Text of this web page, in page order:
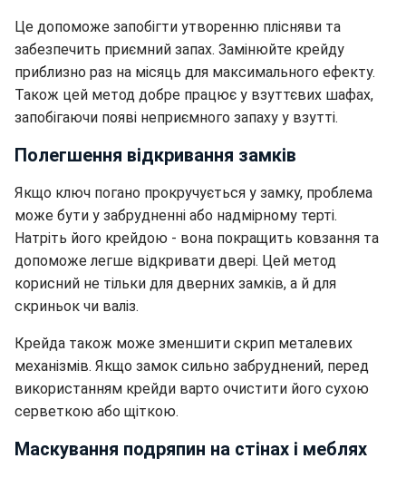
Це допоможе запобігти утворенню плісняви та
забезпечить приємний запах. Замінюйте крейду
приблизно раз на місяць для максимального ефекту.
Також цей метод добре працює у взуттєвих шафах,
запобігаючи появі неприємного запаху у взутті.
Полегшення відкривання замків
Якщо ключ погано прокручується у замку, проблема
може бути у забрудненні або надмірному терті.
Натріть його крейдою - вона покращить ковзання та
допоможе легше відкривати двері. Цей метод
корисний не тільки для дверних замків, а й для
скриньок чи валіз.
Крейда також може зменшити скрип металевих
механізмів. Якщо замок сильно забруднений, перед
використанням крейди варто очистити його сухою
серветкою або щіткою.
Маскування подряпин на стінах і меблях